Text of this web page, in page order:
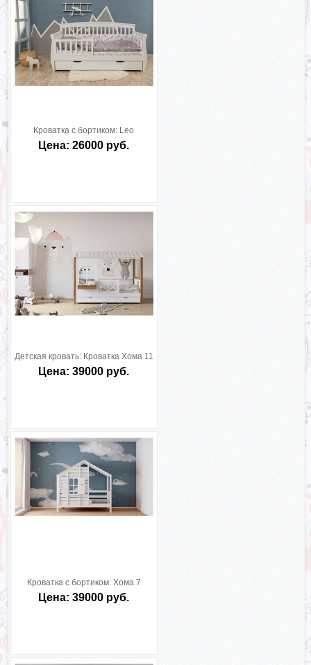
Кроватка с бортиком: Leo
Цена: 26000 руб.
Детская кровать: Кроватка Хома 11
Цена: 39000 руб.
Кроватка с бортиком: Хома 7
Цена: 39000 руб.